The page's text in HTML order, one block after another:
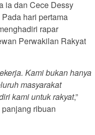
ia dan Cece Dessy
hari pertama
rapar
Perwakilan Rakyat
Kami bukan hanya
masyarakat
kami untuk rakyat,”
ribuan